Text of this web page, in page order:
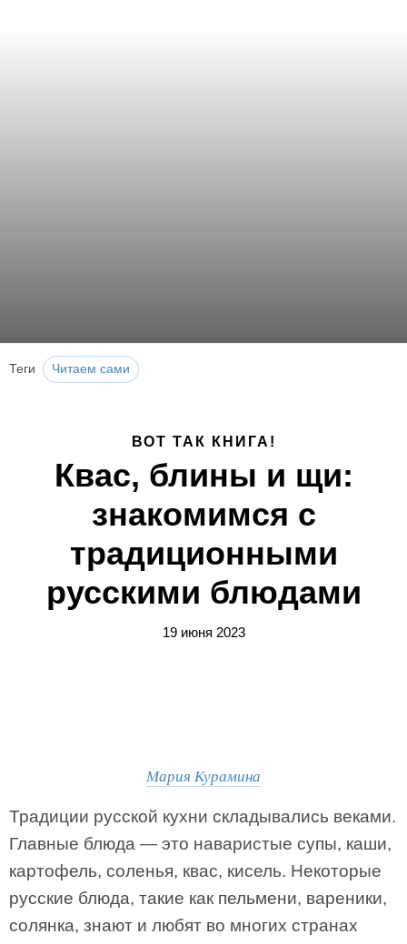
Теги Читаем сами
ВОТ ТАК КНИГА!
Квас, блины и щи:
знакомимся с
традиционными
русскими блюдами
19 июня 2023
Мария Курамина
Традиции русской кухни складывались веками.
Главные блюда — это наваристые супы, каши,
картофель, соленья, квас, кисель. Некоторые
русские блюда, такие как пельмени, вареники,
солянка, знают и любят во многих странах